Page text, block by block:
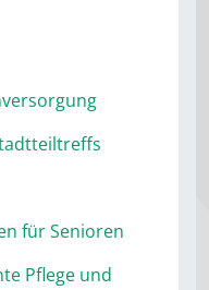
für Senioren
Pflege und